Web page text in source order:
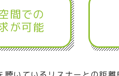
間での
が可能